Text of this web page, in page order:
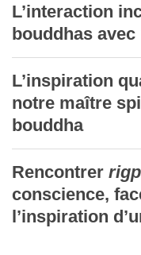
L’interaction
bouddhas
L’inspiration
notre maître
bouddha
Rencontrer
conscience,
l’inspiration